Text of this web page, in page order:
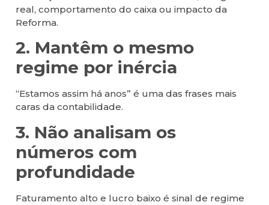
real, comportamento do caixa ou impacto da
Reforma.
2. Mantêm o mesmo
regime por inércia
“Estamos assim há anos” é uma das frases mais
caras da contabilidade.
3. Não analisam os
números com
profundidade
Faturamento alto e lucro baixo é sinal de regime